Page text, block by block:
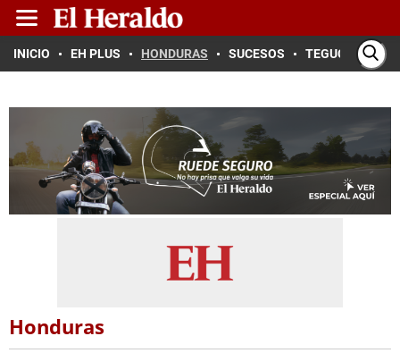
INICIO EH PLUS HONDURAS SUCESOS TEGUCIGALPA
Honduras